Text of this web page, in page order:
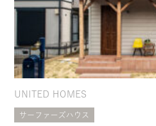
UNITED HOMES
サーファーズハウス